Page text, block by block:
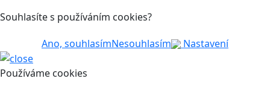
Souhlasíte s používáním cookies?
Ano, souhlasímNesouhlasím Nastavení
Používáme cookies